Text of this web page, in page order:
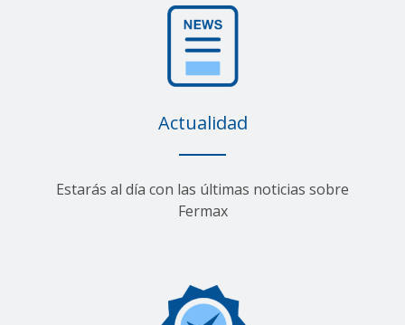
Actualidad
Estarás al día con las últimas noticias sobre
Fermax